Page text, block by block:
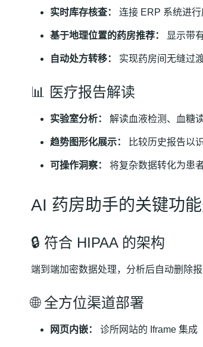
实时库存核查： 连接 ERP 系统进
基于地理位置的药房推荐： 显示带
自动处方转移： 实现药房间无缝过
📊 医疗报告解读
实验室分析： 解读血液检测、血糖
趋势图形化展示： 比较历史报告以
可操作洞察： 将复杂数据转化为患
AI 药房助手的关键功能
🔒 符合 HIPAA 的架构
端到端加密数据处理，分析后自动删除
🌐 全方位渠道部署
网页内嵌： 诊所网站的 Iframe 集成